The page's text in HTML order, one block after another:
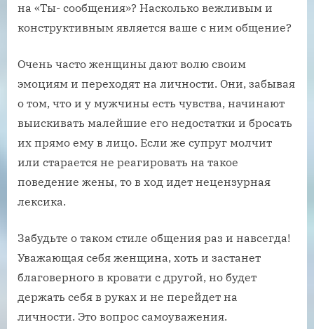
на «Ты- сообщения»? Насколько вежливым и
конструктивным является ваше с ним общение?
Очень часто женщины дают волю своим
эмоциям и переходят на личности. Они, забывая
о том, что и у мужчины есть чувства, начинают
выискивать малейшие его недостатки и бросать
их прямо ему в лицо. Если же супруг молчит
или старается не реагировать на такое
поведение жены, то в ход идет нецензурная
лексика.
Забудьте о таком стиле общения раз и навсегда!
Уважающая себя женщина, хоть и застанет
благоверного в кровати с другой, но будет
держать себя в руках и не перейдет на
личности. Это вопрос самоуважения.